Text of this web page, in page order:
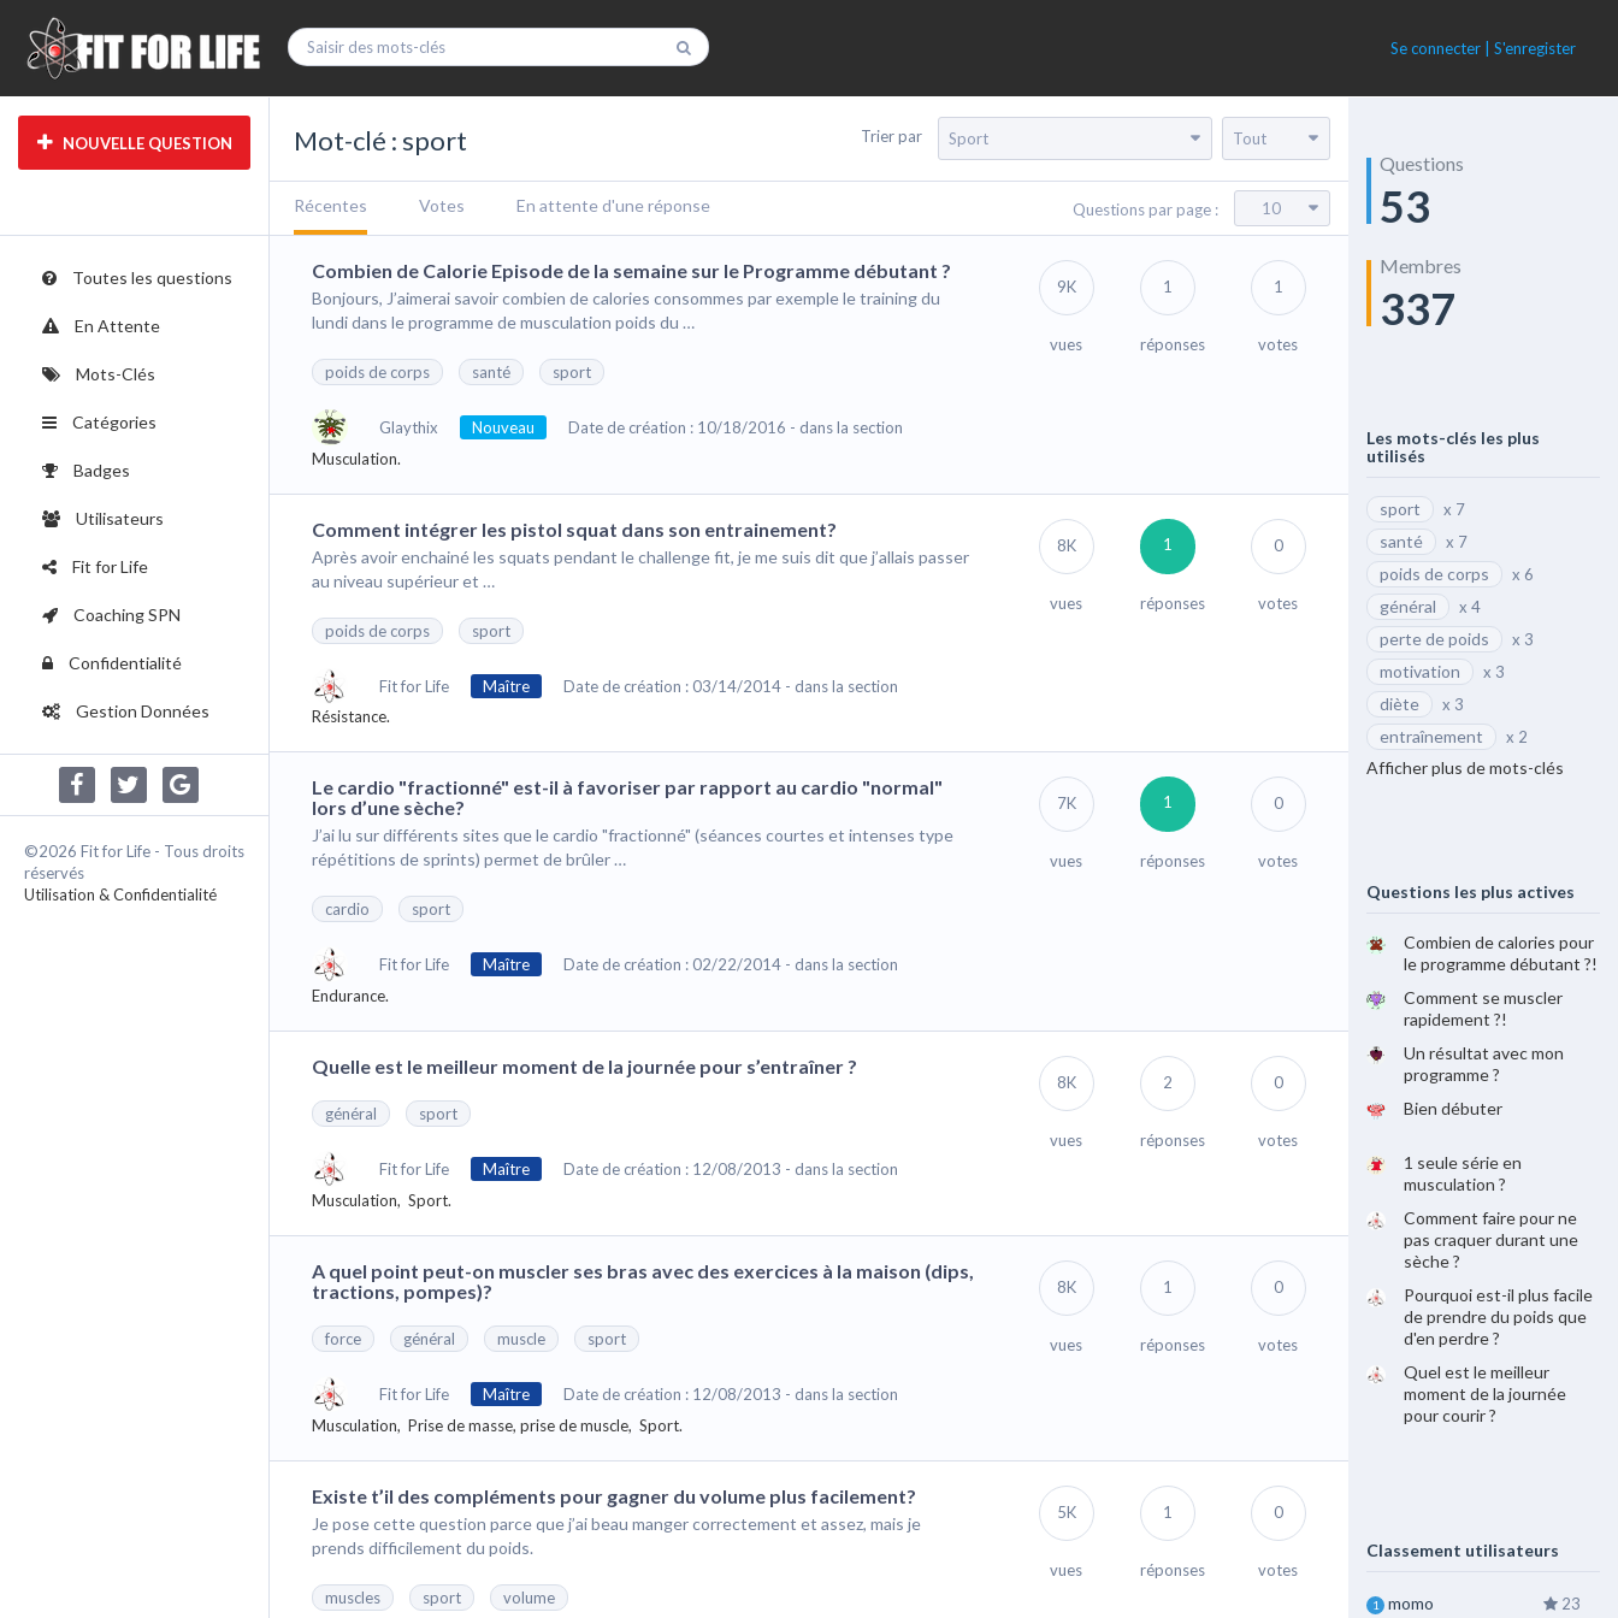
Se connecter | S'enregister
NOUVELLE QUESTION
Toutes les questions
En Attente
Mots-Clés
Catégories
Badges
Utilisateurs
Fit for Life
Coaching SPN
Confidentialité
Gestion Données
©2026 Fit for Life - Tous droits
réservés
Utilisation & Confidentialité
Mot-clé : sport Trier par Sport Tout
Récentes Votes En attente d'une réponse Questions par page : 10
Combien de Calorie Episode de la semaine sur le Programme débutant ?
Bonjours, J’aimerai savoir combien de calories consommes par exemple le training du
lundi dans le programme de musculation poids du …
poids de corps santé sport
Glaythix Nouveau
Date de création : 10/18/2016 - dans la section
Musculation.
9K
vues
1
réponses
1
votes
Comment intégrer les pistol squat dans son entrainement?
Après avoir enchainé les squats pendant le challenge fit, je me suis dit que j’allais passer
au niveau supérieur et …
poids de corps sport
Fit for Life Maître
Date de création : 03/14/2014 - dans la section
Résistance.
8K
vues
1
réponses
0
votes
Le cardio "fractionné" est-il à favoriser par rapport au cardio "normal"
lors d’une sèche?
J’ai lu sur différents sites que le cardio "fractionné" (séances courtes et intenses type
répétitions de sprints) permet de brûler …
cardio sport
Fit for Life Maître
Date de création : 02/22/2014 - dans la section
Endurance.
7K
vues
1
réponses
0
votes
Quelle est le meilleur moment de la journée pour s’entraîner ?
général sport
Fit for Life Maître
Date de création : 12/08/2013 - dans la section
Musculation, Sport.
8K
vues
2
réponses
0
votes
A quel point peut-on muscler ses bras avec des exercices à la maison (dips,
tractions, pompes)?
force général muscle sport
Fit for Life Maître
Date de création : 12/08/2013 - dans la section
Musculation, Prise de masse, prise de muscle, Sport.
8K
vues
1
réponses
0
votes
Existe t’il des compléments pour gagner du volume plus facilement?
Je pose cette question parce que j’ai beau manger correctement et assez, mais je
prends difficilement du poids.
muscles sport volume
5K
vues
1
réponses
0
votes
Questions
53
Membres
337
Les mots-clés les plus
utilisés
sport x 7
santé x 7
poids de corps x 6
général x 4
perte de poids x 3
motivation x 3
diète x 3
entraînement x 2
Afficher plus de mots-clés
Questions les plus actives
Combien de calories pour
le programme débutant ?!
Comment se muscler
rapidement ?!
Un résultat avec mon
programme ?
Bien débuter
1 seule série en
musculation ?
Comment faire pour ne
pas craquer durant une
sèche ?
Pourquoi est-il plus facile
de prendre du poids que
d'en perdre ?
Quel est le meilleur
moment de la journée
pour courir ?
Classement utilisateurs
1 momo 23